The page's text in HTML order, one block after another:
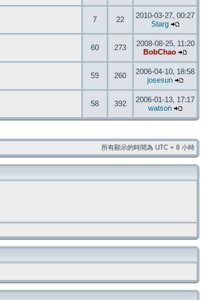
7 22
2010-03-27, 00:27
Starg
60 273
2008-08-25, 11:20
BobChao
59 260
2006-04-10, 18:58
josesun
58 392
2006-01-13, 17:17
watson
所有顯示的時間為 UTC + 8 小時